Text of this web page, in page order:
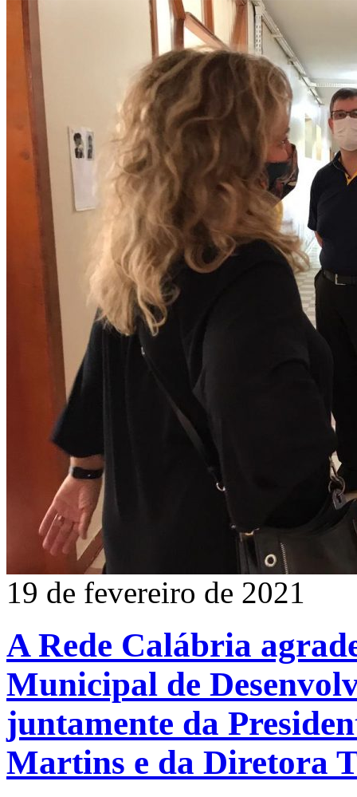
19 de fevereiro de 2021
A Rede Calábria
Municipal de
juntamente da
Martins e da Diretora